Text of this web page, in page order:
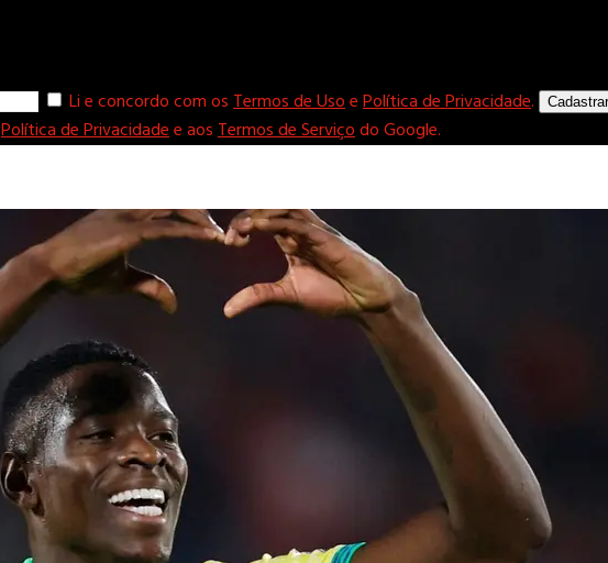
Li e concordo com osTermos de UsoePolítica de Privacidade. Cadastrar
Política de Privacidadee aosTermos de Serviçodo Google.